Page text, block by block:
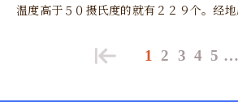
温度高于５０摄氏度的就有２２９个。经
1 2 3 4 5 …